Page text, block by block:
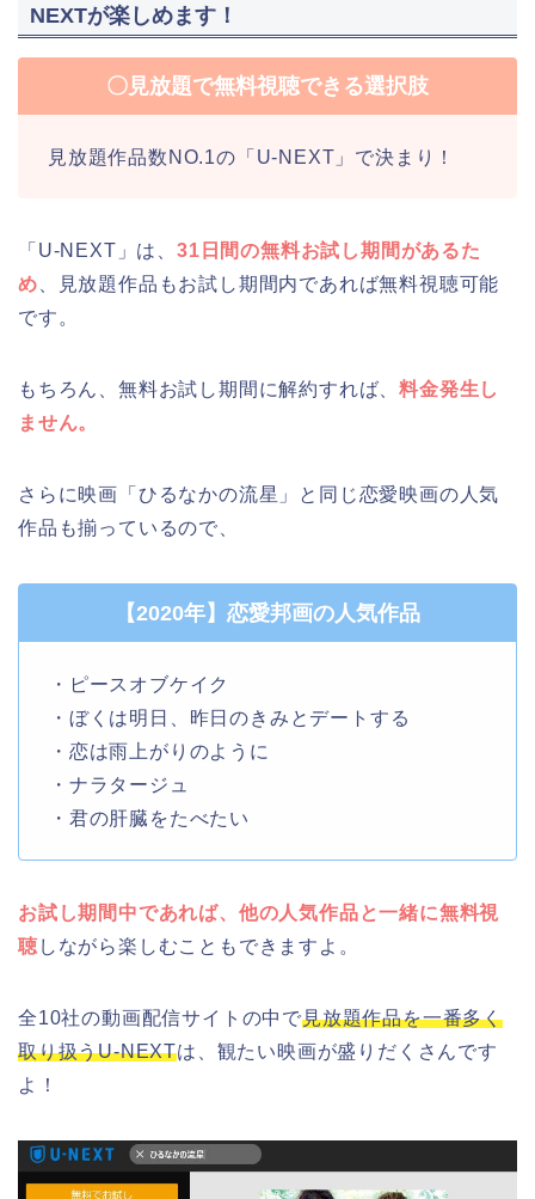
NEXTが楽しめます！
〇見放題で無料視聴できる選択肢
見放題作品数NO.1の「U-NEXT」で決まり！
「U-NEXT」は、 31日間の無料お試し期間があるた
め 、見放題作品もお試し期間内であれば無料視聴可能
です。
もちろん、無料お試し期間に解約すれば、料金発生し
ません。
さらに映画「ひるなかの流星」と同じ恋愛映画の人気
作品も揃っているので、
【2020年】恋愛邦画の人気作品
・ピースオブケイク
・ぼくは明日、昨日のきみとデートする
・恋は雨上がりのように
・ナラタージュ
・君の肝臓をたべたい
お試し期間中であれば、他の人気作品と一緒に無料視
聴 しながら楽しむこともできますよ。
全10社の動画配信サイトの中で見放題作品を一番多く
取り扱うU-NEXTは、観たい映画が盛りだくさんです
よ！